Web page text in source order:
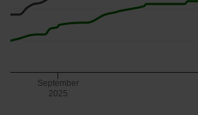
September
2025